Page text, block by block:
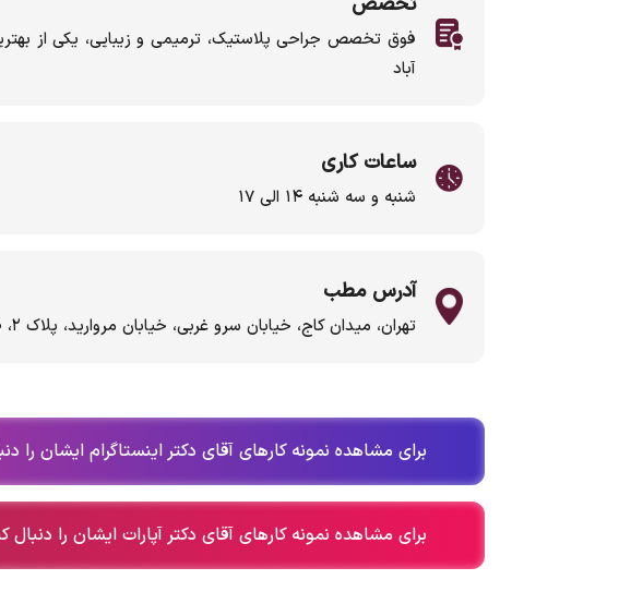
فوق تخصص جراحی پلاستیک، ترمیمی و زیبایی، یکی از
آباد
ساعات کاری
شنبه و سه شنبه ۱۴ الی ۱۷
آدرس مطب
تهران، میدان کاج، خیابان سرو غربی، خیابان مروارید، پلاک ۲، طبقه همکف، واحد 1
برای مشاهده نمونه کارهای آقای دکتر اینستاگرام ایشان را
برای مشاهده نمونه کارهای آقای دکتر آپارات ایشان را دنبال